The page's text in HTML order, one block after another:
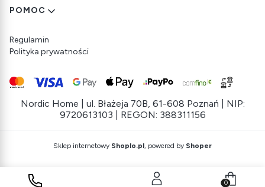
POMOC
Regulamin
Polityka prywatności
Nordic Home | ul. Błażeja 70B, 61-608 Poznań | NIP:
9720613103 | REGON: 388311156
Sklep internetowy Shoplo.pl, powered by Shoper
Produkty